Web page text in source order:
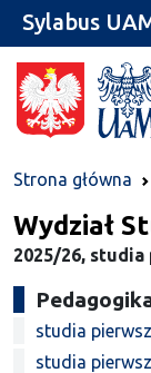
Strona główna
Sylabus
Wydział
2025/26,
studia
studia